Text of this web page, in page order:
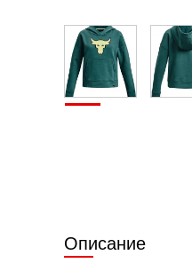
Описание